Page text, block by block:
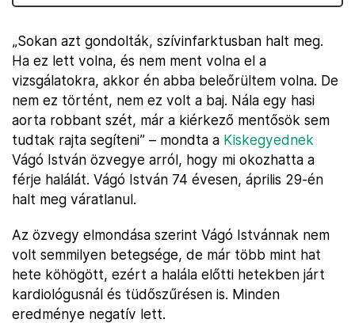
„Sokan azt gondolták, szívinfarktusban halt meg.
Ha ez lett volna, és nem ment volna el a
vizsgálatokra, akkor én abba beleőrültem volna. De
nem ez történt, nem ez volt a baj. Nála egy hasi
aorta robbant szét, már a kiérkező mentősök sem
tudtak rajta segíteni” – mondta a Kiskegyednek
Vágó István özvegye arról, hogy mi okozhatta a
férje halálát. Vágó István 74 évesen, április 29-én
halt meg váratlanul.
Az özvegy elmondása szerint Vágó Istvánnak nem
volt semmilyen betegsége, de már több mint hat
hete köhögött, ezért a halála előtti hetekben járt
kardiológusnál és tüdőszűrésen is. Minden
eredménye negatív lett.